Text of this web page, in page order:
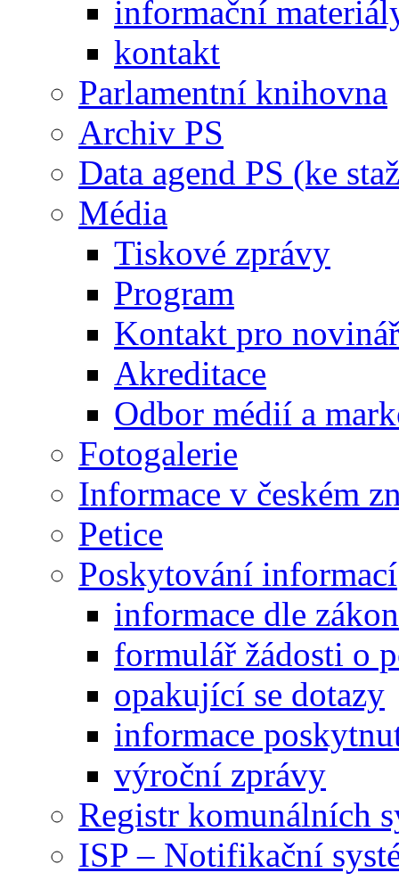
informační
kontakt
Parlamentní knihovna
Archiv PS
Data agend PS (ke
Média
Tiskové zprávy
Program
Kontakt pro
Akreditace
Odbor médií a
Fotogalerie
Informace v českém
Petice
Poskytování informací
informace dle
formulář žádosti o
opakující se dotazy
informace
výroční zprávy
Registr komunálních
ISP – Notifikační